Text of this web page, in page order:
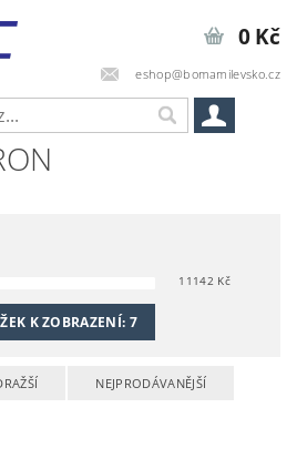
eshop@bomamilevsko.cz
0 Kč
11142 Kč
K ZOBRAZENÍ: 7
NEJPRODÁVANĚJŠÍ